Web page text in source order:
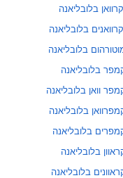
בלובליאנה
בלובליאנה
בלובליאנה
בלובליאנה
וואן בלובליאנה
בלובליאנה
בלובליאנה
בלובליאנה
בלובליאנה